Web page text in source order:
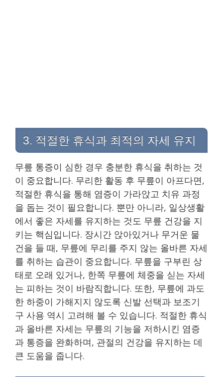
3. 적절한 휴식과 최적의 자세 유지
무릎 통증이 심한 경우 충분한 휴식을 취하는 것
이 중요합니다. 무리한 활동 후 무릎이 아프다면,
적절한 휴식을 통해 염증이 가라앉고 치유 과정
을 돕는 것이 필요합니다. 뿐만 아니라, 일상생활
에서 좋은 자세를 유지하는 것도 무릎 건강을 지
키는 핵심입니다. 장시간 앉아있거나 무거운 물
건을 들 때, 무릎에 무리를 주지 않는 올바른 자세
를 취하는 습관이 중요합니다. 무릎을 구부린 상
태로 오래 있거나, 한쪽 무릎에 체중을 싣는 자세
는 피하는 것이 바람직합니다. 또한, 무릎에 과도
한 하중이 가해지지 않도록 신발 선택과 보조기
구 사용 역시 고려해 볼 수 있습니다. 적절한 휴식
과 올바른 자세는 무릎의 기능을 저하시킨 염증
과 통증을 완화하며, 관절의 건강을 유지하는 데
큰 도움을 줍니다.